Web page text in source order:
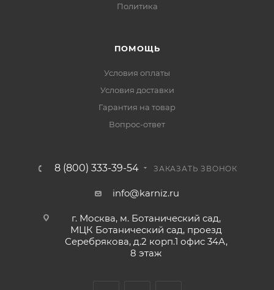
Политика
ПОМОЩЬ
Условия оплаты
Условия доставки
Гарантия на товар
Вопрос-ответ
8 (800) 333-39-54 ЗАКАЗАТЬ ЗВОНОК
info@karniz.ru
г. Москва, м. Ботанический сад,
МЦК Ботанический сад, проезд
Серебрякова, д.2 корп.1 офис 34А,
8 этаж